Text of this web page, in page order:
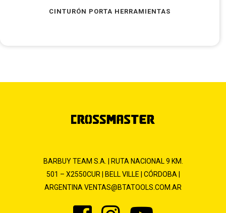
CINTURÓN PORTA HERRAMIENTAS
BARBUY TEAM S.A. | RUTA NACIONAL 9 KM.
501 – X2550CUR | BELL VILLE | CÓRDOBA |
ARGENTINAVENTAS@BTATOOLS.COM.AR